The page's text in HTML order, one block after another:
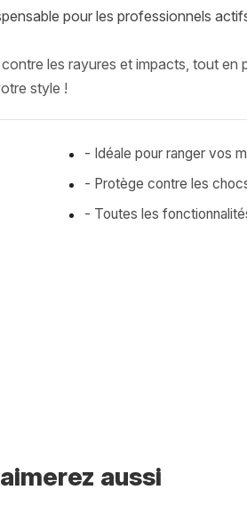
pour les professionnels
les rayures et impacts, tout en
style !
- Idéale pour ranger vos
- Protège contre les
- Toutes les
aussi